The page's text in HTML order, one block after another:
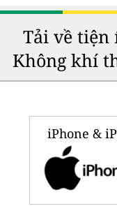
Tải về tiện
Không khí
iPhone &